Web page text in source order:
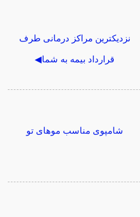
نزدیکترین مراکز درمانی طرف
قرارداد بیمه به شما◀
شامپوی مناسب موهای تو